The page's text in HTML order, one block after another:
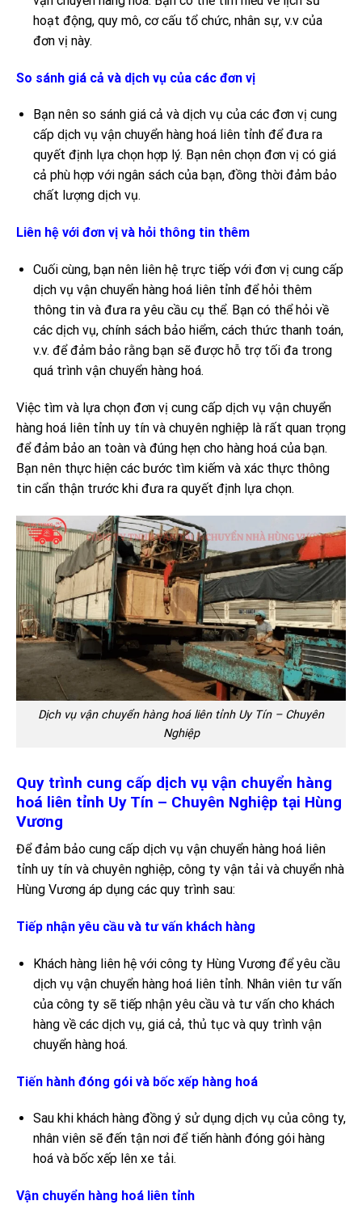
hoạt động, quy mô, cơ cấu tổ chức, nhân sự, v.v của
đơn vị này.
So sánh giá cả và dịch vụ của các đơn vị
Bạn nên so sánh giá cả và dịch vụ của các đơn vị cung
cấp dịch vụ vận chuyển hàng hoá liên tỉnh để đưa ra
quyết định lựa chọn hợp lý. Bạn nên chọn đơn vị có giá
cả phù hợp với ngân sách của bạn, đồng thời đảm bảo
chất lượng dịch vụ.
Liên hệ với đơn vị và hỏi thông tin thêm
Cuối cùng, bạn nên liên hệ trực tiếp với đơn vị cung cấp
dịch vụ vận chuyển hàng hoá liên tỉnh để hỏi thêm
thông tin và đưa ra yêu cầu cụ thể. Bạn có thể hỏi về
các dịch vụ, chính sách bảo hiểm, cách thức thanh toán,
v.v. để đảm bảo rằng bạn sẽ được hỗ trợ tối đa trong
quá trình vận chuyển hàng hoá.
Việc tìm và lựa chọn đơn vị cung cấp dịch vụ vận chuyển
hàng hoá liên tỉnh uy tín và chuyên nghiệp là rất quan trọng
để đảm bảo an toàn và đúng hẹn cho hàng hoá của bạn.
Bạn nên thực hiện các bước tìm kiếm và xác thực thông
tin cẩn thận trước khi đưa ra quyết định lựa chọn.
Dịch vụ vận chuyển hàng hoá liên tỉnh Uy Tín – Chuyên
Nghiệp
Quy trình cung cấp dịch vụ vận chuyển hàng
hoá liên tỉnh Uy Tín – Chuyên Nghiệp tại Hùng
Vương
Để đảm bảo cung cấp dịch vụ vận chuyển hàng hoá liên
tỉnh uy tín và chuyên nghiệp, công ty vận tải và chuyển nhà
Hùng Vương áp dụng các quy trình sau:
Tiếp nhận yêu cầu và tư vấn khách hàng
Khách hàng liên hệ với công ty Hùng Vương để yêu cầu
dịch vụ vận chuyển hàng hoá liên tỉnh. Nhân viên tư vấn
của công ty sẽ tiếp nhận yêu cầu và tư vấn cho khách
hàng về các dịch vụ, giá cả, thủ tục và quy trình vận
chuyển hàng hoá.
Tiến hành đóng gói và bốc xếp hàng hoá
Sau khi khách hàng đồng ý sử dụng dịch vụ của công ty,
nhân viên sẽ đến tận nơi để tiến hành đóng gói hàng
hoá và bốc xếp lên xe tải.
Vận chuyển hàng hoá liên tỉnh